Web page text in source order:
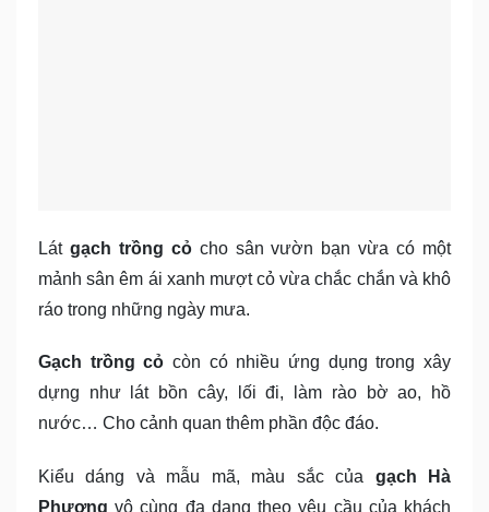
Látgạch trồng cỏcho sân vườn bạn vừa có một
mảnh sân êm ái xanh mượt cỏ vừa chắc chắn và khô
ráo trong những ngày mưa.
Gạch trồng cỏ còn có nhiều ứng dụng trong xây
dựng như lát bồn cây, lối đi, làm rào bờ ao, hồ
nước… Cho cảnh quan thêm phần độc đáo.
Kiểu dáng và mẫu mã, màu sắc của gạch Hà
Phương vô cùng đa dạng theo yêu cầu của khách